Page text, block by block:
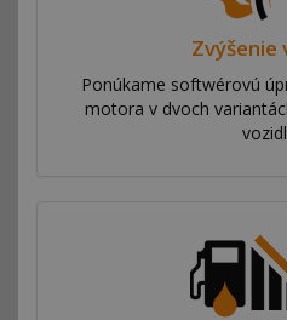
Zvýšenie
Ponúkame softwérovú
motora v dvoch